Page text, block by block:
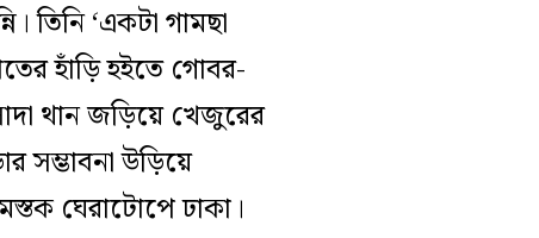
তিনি ‘একটা গামছা
হাঁড়ি হইতে গোবর-
থান জড়িয়ে খেজুরের
সম্ভাবনা উড়িয়ে
ঘেরাটোপে ঢাকা।